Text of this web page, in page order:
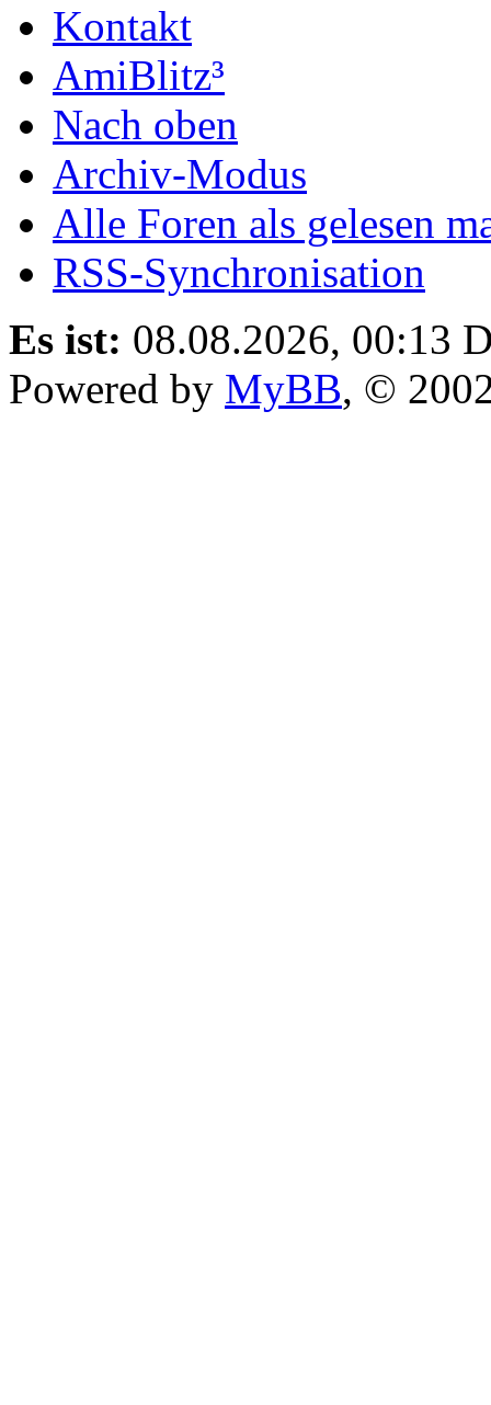
Kontakt
AmiBlitz³
Nach oben
Archiv-Modus
Alle Foren als gelesen
RSS-Synchronisation
Es ist: 08.08.2026, 00:13
Powered by MyBB, ©